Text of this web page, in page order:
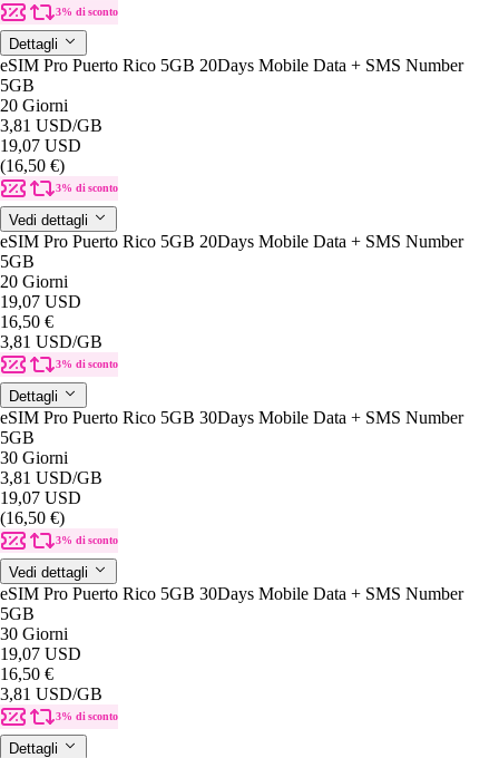
3% di sconto
Dettagli
eSIM Pro Puerto Rico 5GB 20Days Mobile Data + SMS Number
5GB
20 Giorni
3,81 USD/GB
19,07 USD
(16,50 €)
3% di sconto
Vedi dettagli
eSIM Pro Puerto Rico 5GB 20Days Mobile Data + SMS Number
5GB
20 Giorni
19,07 USD
16,50 €
3,81 USD/GB
3% di sconto
Dettagli
eSIM Pro Puerto Rico 5GB 30Days Mobile Data + SMS Number
5GB
30 Giorni
3,81 USD/GB
19,07 USD
(16,50 €)
3% di sconto
Vedi dettagli
eSIM Pro Puerto Rico 5GB 30Days Mobile Data + SMS Number
5GB
30 Giorni
19,07 USD
16,50 €
3,81 USD/GB
3% di sconto
Dettagli